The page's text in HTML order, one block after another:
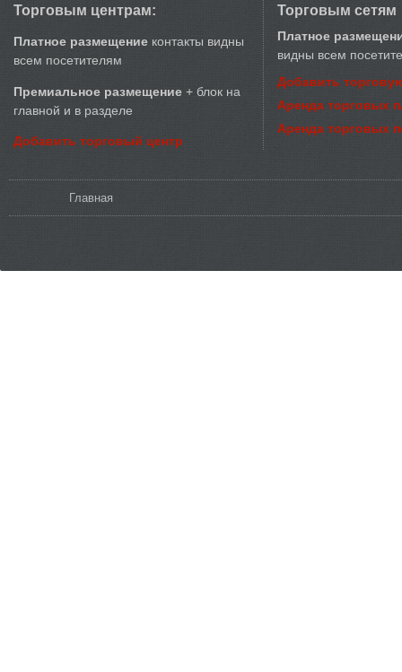
Торговым центрам:
Платное размещение контакты видны
всем посетителям
Премиальное размещение + блок на
главной и в разделе
Добавить торговый центр
Торговым сетям
Платное
видны всем
Добавить
Аренда торговых
Аренда торговых
Главная